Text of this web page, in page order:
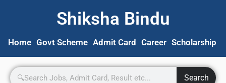
Shiksha Bindu
Home Govt Scheme Admit Card Career Scholarship
Search